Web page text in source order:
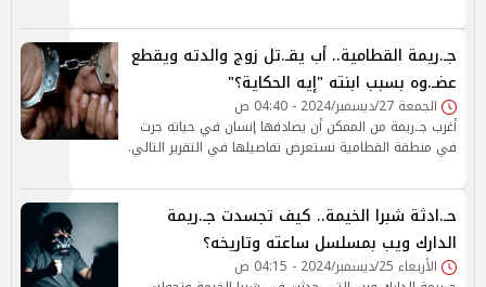
جـ.ريمة القطامية.. أب يقـ.تل زوج والدته ويقطع
عضـ.وه بسبب ابنته "إيه الحكاية؟"
الجمعة 27/ديسمبر/2024 - 04:40 ص
أغرب جـ.ريمة من الممكن أن يصادفها إنسان في حياته جرت
في منطقة القطامية نستعرض تفاصيلها في التقرير التالي.
حـ.ادثة شبرا الخيمة.. كيف تجسدت جـ.ريمة
الدارك ويب بمسلسل ساعته وتاريخه؟
الأربعاء 25/ديسمبر/2024 - 04:15 ص